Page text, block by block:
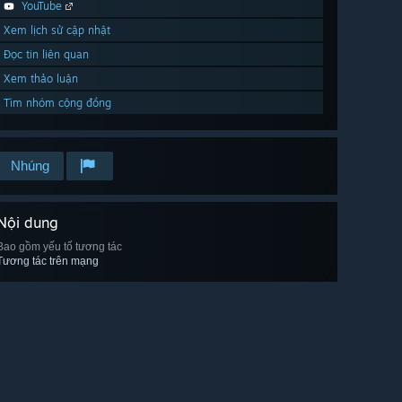
YouTube
Xem lịch sử cập nhật
Đọc tin liên quan
Xem thảo luận
Tìm nhóm cộng đồng
Nhúng
dung
gồm yếu tố tương tác
tác trên mạng